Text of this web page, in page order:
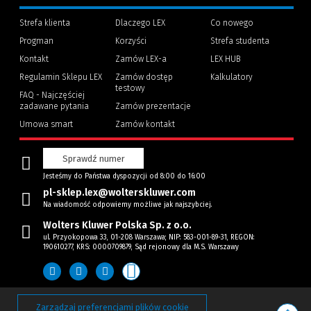
Strefa klienta
Progman
Kontakt
Regulamin Sklepu LEX
FAQ - Najczęściej
zadawane pytania
Umowa smart
Dlaczego LEX
Korzyści
Zamów LEX-a
Zamów dostęp
testowy
Zamów prezentacje
Zamów kontakt
Co nowego
Strefa studenta
LEX HUB
innej
strony)
Kalkulatory
Sprawdź numer
Jesteśmy do Państwa dyspozycji od 8:00 do 16:00
pl-sklep.lex@wolterskluwer.com
Na wiadomość odpowiemy możliwe jak najszybciej.
Wolters Kluwer Polska Sp. z o.o.
ul. Przyokopowa 33, 01-208 Warszawa; NIP: 583-001-89-31, REGON:
190610277, KRS: 0000709879, Sąd rejonowy dla M.S. Warszawy
Zarządzaj preferencjami plików cookie